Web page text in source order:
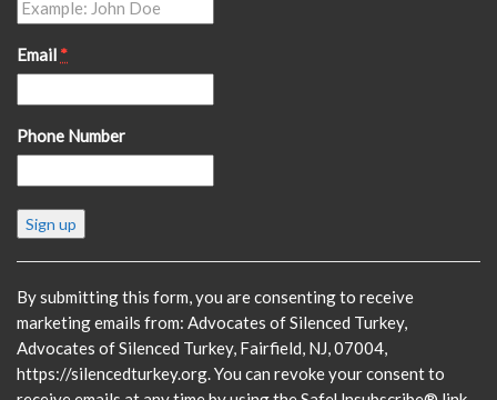
Email *
Phone Number
Constant
Contact
Please
leave
this
field
By submitting this form, you are consenting to receive
marketing emails from: Advocates of Silenced Turkey,
Advocates of Silenced Turkey, Fairfield, NJ, 07004,
https://silencedturkey.org. You can revoke your consent to